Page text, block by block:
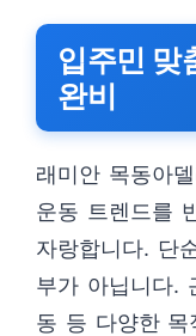
입주민 맞
완비
래미안 목동아
운동 트렌드를
자랑합니다. 단
부가 아닙니다.
동 등 다양한 목